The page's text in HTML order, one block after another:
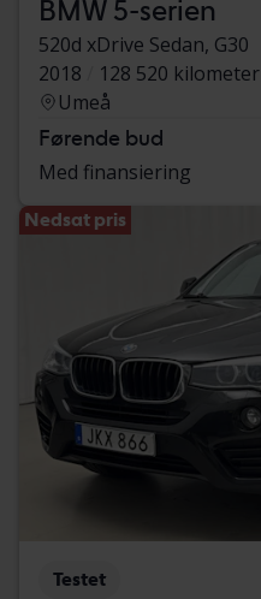
BMW 5-serien
520d xDrive Sedan, G30
2018
128 520 kilometer
Umeå
Førende bud
Med finansiering
Nedsat pris
Testet